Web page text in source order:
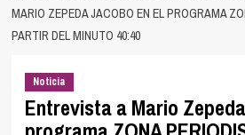
MARIO ZEPEDA JACOBO EN EL PROGRAMA
PARTIR DEL MINUTO 40:40
Noticia
Entrevista a Mario